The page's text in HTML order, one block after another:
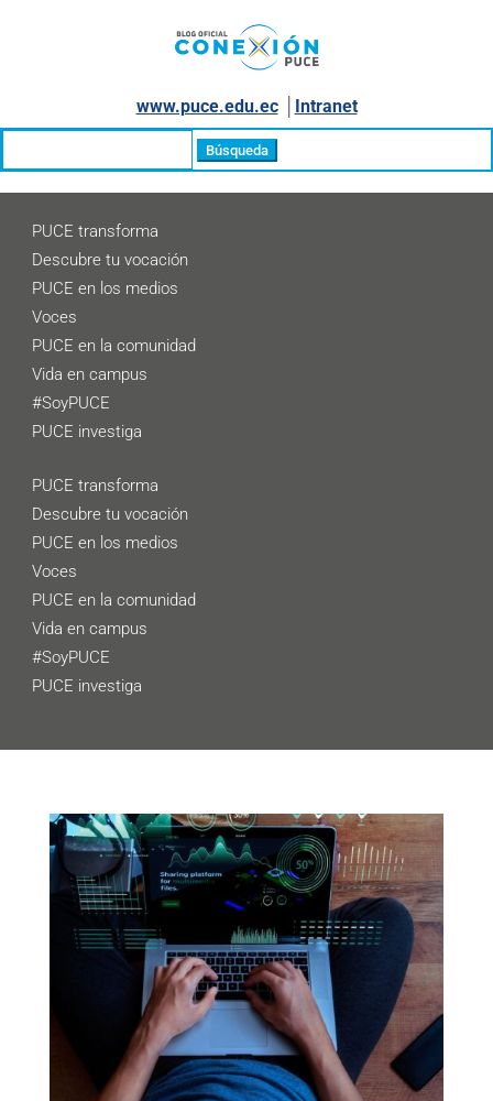
www.puce.edu.ec│ Intranet
PUCE transforma
Descubre tu vocación
PUCE en los medios
Voces
PUCE en la comunidad
Vida en campus
#SoyPUCE
PUCE investiga
PUCE transforma
Descubre tu vocación
PUCE en los medios
Voces
PUCE en la comunidad
Vida en campus
#SoyPUCE
PUCE investiga